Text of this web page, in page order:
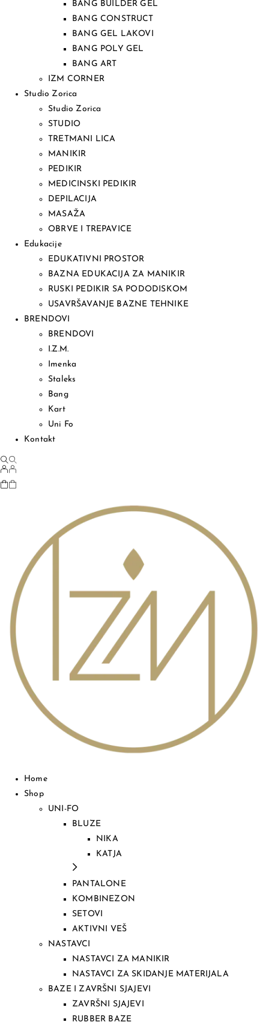
BANG BUILDER GEL
BANG CONSTRUCT
BANG GEL LAKOVI
BANG POLY GEL
BANG ART
IZM CORNER
Studio Zorica
Studio Zorica
STUDIO
TRETMANI LICA
MANIKIR
PEDIKIR
MEDICINSKI PEDIKIR
DEPILACIJA
MASAŽA
OBRVE I TREPAVICE
Edukacije
EDUKATIVNI PROSTOR
BAZNA EDUKACIJA ZA MANIKIR
RUSKI PEDIKIR SA PODODISKOM
USAVRŠAVANJE BAZNE TEHNIKE
BRENDOVI
BRENDOVI
I.Z.M.
Imenka
Staleks
Bang
Kart
Uni Fo
Kontakt
Home
Shop
UNI-FO
BLUZE
NIKA
KATJA
PANTALONE
KOMBINEZON
SETOVI
AKTIVNI VEŠ
NASTAVCI
NASTAVCI ZA MANIKIR
NASTAVCI ZA SKIDANJE MATERIJALA
BAZE I ZAVRŠNI SJAJEVI
ZAVRŠNI SJAJEVI
RUBBER BAZE